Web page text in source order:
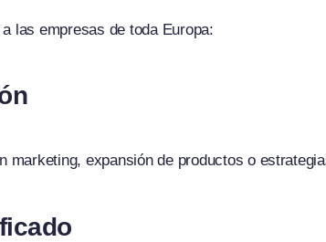
las empresas de toda Europa:
expansión de productos o